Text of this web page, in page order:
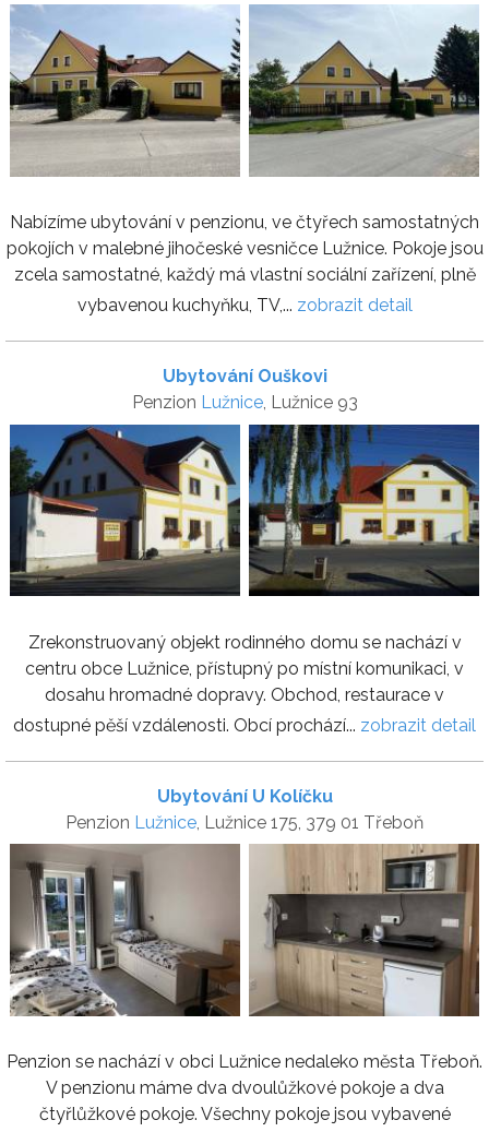
Nabízíme ubytování v penzionu, ve čtyřech samostatných
pokojích v malebné jihočeské vesničce Lužnice. Pokoje jsou
zcela samostatné, každý má vlastní sociální zařízení, plně
vybavenou kuchyňku, TV,... zobrazit detail
Ubytování Ouškovi
Penzion Lužnice, Lužnice 93
Zrekonstruovaný objekt rodinného domu se nachází v
centru obce Lužnice, přístupný po místní komunikaci, v
dosahu hromadné dopravy. Obchod, restaurace v
dostupné pěší vzdálenosti. Obcí prochází... zobrazit detail
Ubytování U Kolíčku
Penzion Lužnice , Lužnice 175, 379 01 Třeboň
Penzion se nachází v obci Lužnice nedaleko města Třeboň.
V penzionu máme dva dvoulůžkové pokoje a dva
čtyřlůžkové pokoje. Všechny pokoje jsou vybavené